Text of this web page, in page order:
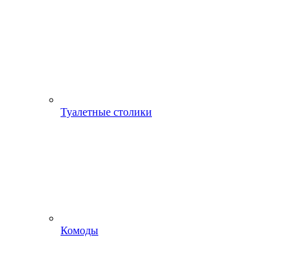
Туалетные столики
Комоды